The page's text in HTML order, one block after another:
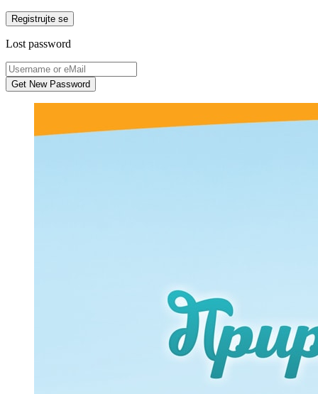
Registrujte se
Lost password